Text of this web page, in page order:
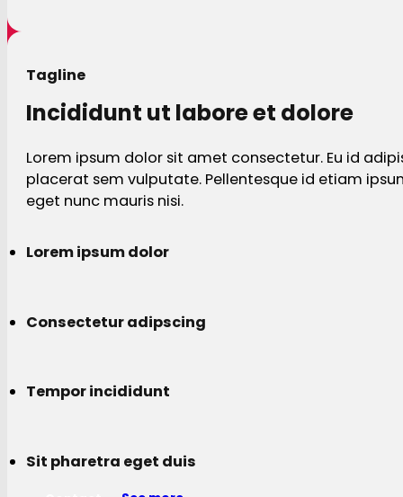
Tagline
Incididunt ut labore et dolore
Lorem ipsum dolor sit amet consectetur. Eu id
placerat sem vulputate. Pellentesque id etiam
eget nunc mauris nisi.
Lorem ipsum dolor
Consectetur adipscing
Tempor incididunt
Sit pharetra eget duis